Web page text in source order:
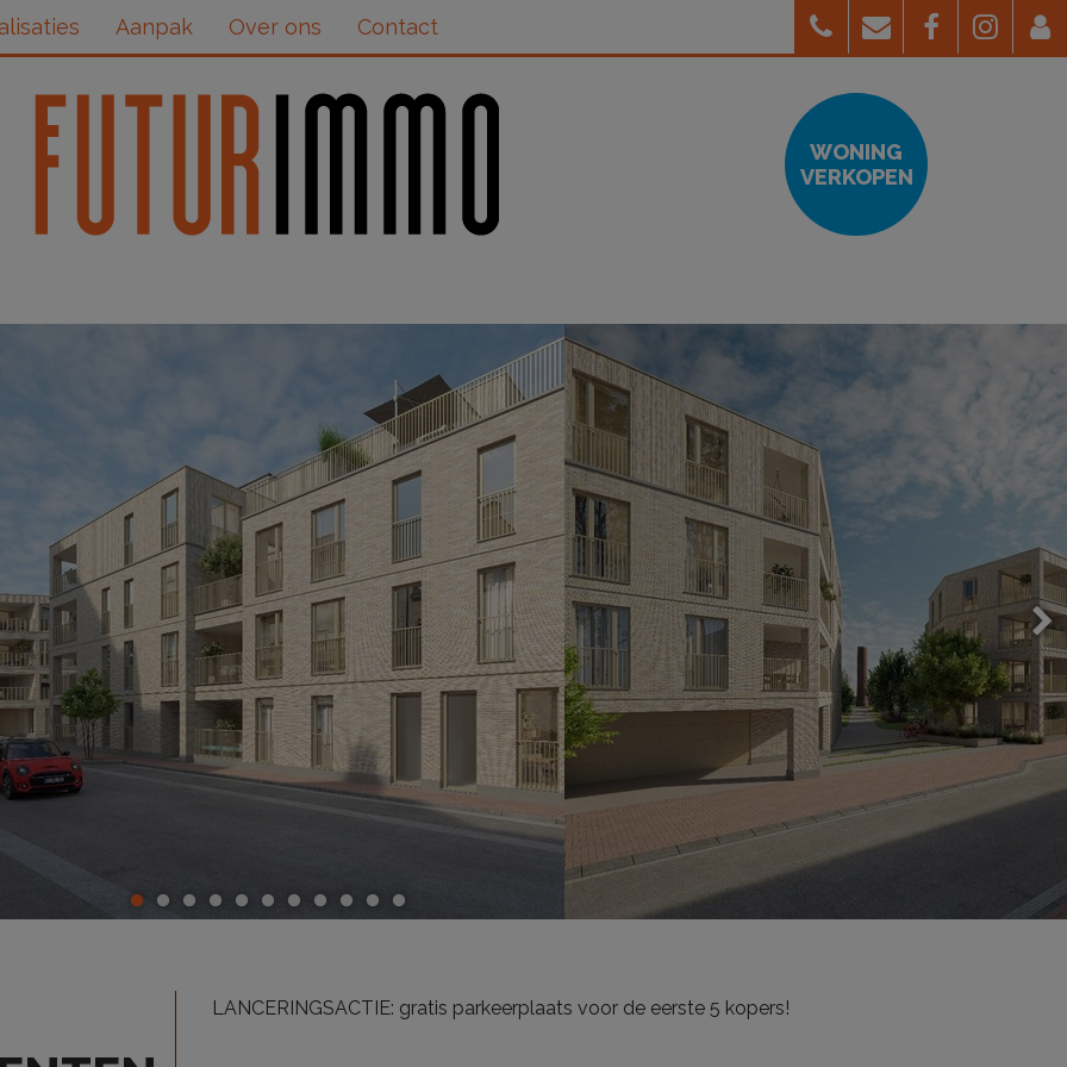
Aanpak Over ons Contact
WONING
VERKOPEN
LANCERINGSACTIE: gratis parkeerplaats voor de eerste 5 kopers!